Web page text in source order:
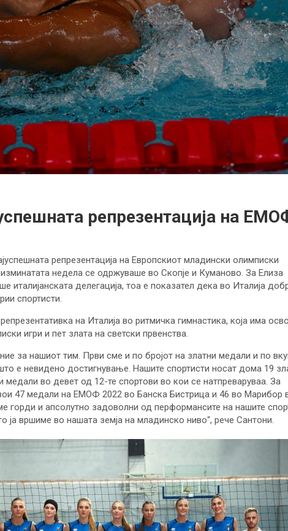
репрезентација на
репрезентација на Европскиот младински олимписки
недела се одржуваше во Скопје и Куманово. За Елиза
италијанската делегација, тоа е показател дека во Италија
спортисти.
на Италија во ритмичка гимнастика, која има
игри и пет злата на светски првенства.
за нашиот тим. Први сме и по бројот на златни медали и по
е невидено достигнување. Нашите спортисти носат дома 19
медали во девет од 12-те спортови во кои се натпреваруваа. За
47 медали на ЕМОФ 2022 во Банска Бистрица и 46 во Марибор
горди и апсолутно задоволни од перформансите на нашите
ја вршиме во нашата земја на младинско ниво“, рече Сантони.